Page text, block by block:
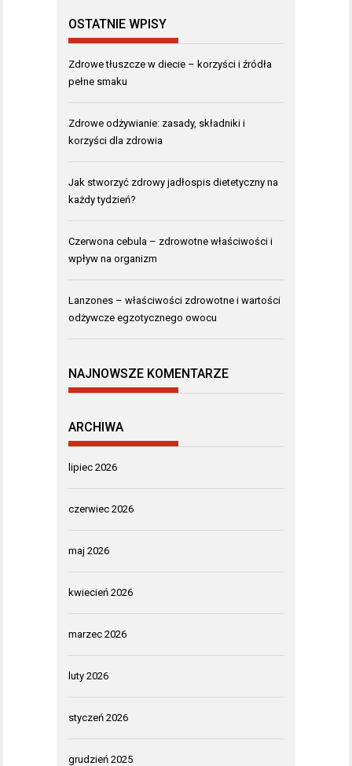
OSTATNIE WPISY
Zdrowe tłuszcze w diecie – korzyści i źródła
pełne smaku
Zdrowe odżywianie: zasady, składniki i
korzyści dla zdrowia
Jak stworzyć zdrowy jadłospis dietetyczny na
każdy tydzień?
Czerwona cebula – zdrowotne właściwości i
wpływ na organizm
Lanzones – właściwości zdrowotne i wartości
odżywcze egzotycznego owocu
NAJNOWSZE KOMENTARZE
ARCHIWA
lipiec 2026
czerwiec 2026
maj 2026
kwiecień 2026
marzec 2026
luty 2026
styczeń 2026
grudzień 2025